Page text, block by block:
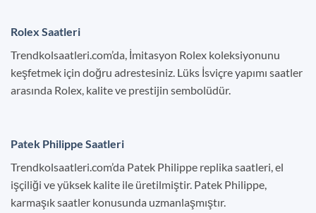
Rolex Saatleri
Trendkolsaatleri.com’da, İmitasyon Rolex koleksiyonunu
keşfetmek için doğru adrestesiniz. Lüks İsviçre yapımı saatler
arasında Rolex, kalite ve prestijin sembolüdür.
Patek Philippe Saatleri
Trendkolsaatleri.com’da Patek Philippe replika saatleri, el
işçiliği ve yüksek kalite ile üretilmiştir. Patek Philippe,
karmaşık saatler konusunda uzmanlaşmıştır.